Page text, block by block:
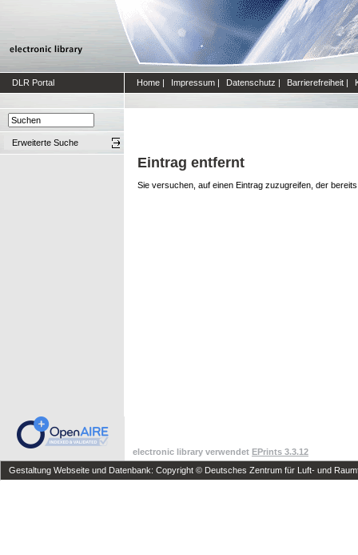
DLR Portal Home | Impressum | Datenschutz | Barrierefreiheit |
Erweiterte Suche
Eintrag entfernt
Sie versuchen, auf einen Eintrag zuzugreifen, der
electronic library verwendet EPrints 3.3.12
Gestaltung Webseite und Datenbank: Copyright © Deutsches Zentrum für Luft- und